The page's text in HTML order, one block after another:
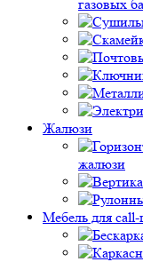
газовых
Жалюзи
жалюзи
Мебель для call-